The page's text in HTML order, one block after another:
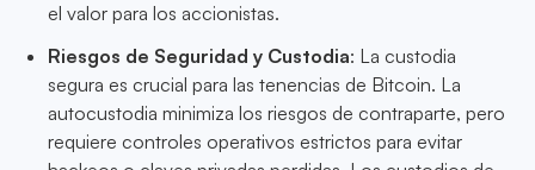
el valor para los accionistas.
Riesgos de Seguridad y Custodia: La custodia
segura es crucial para las tenencias de Bitcoin. La
autocustodia minimiza los riesgos de contraparte, pero
requiere controles operativos estrictos para evitar